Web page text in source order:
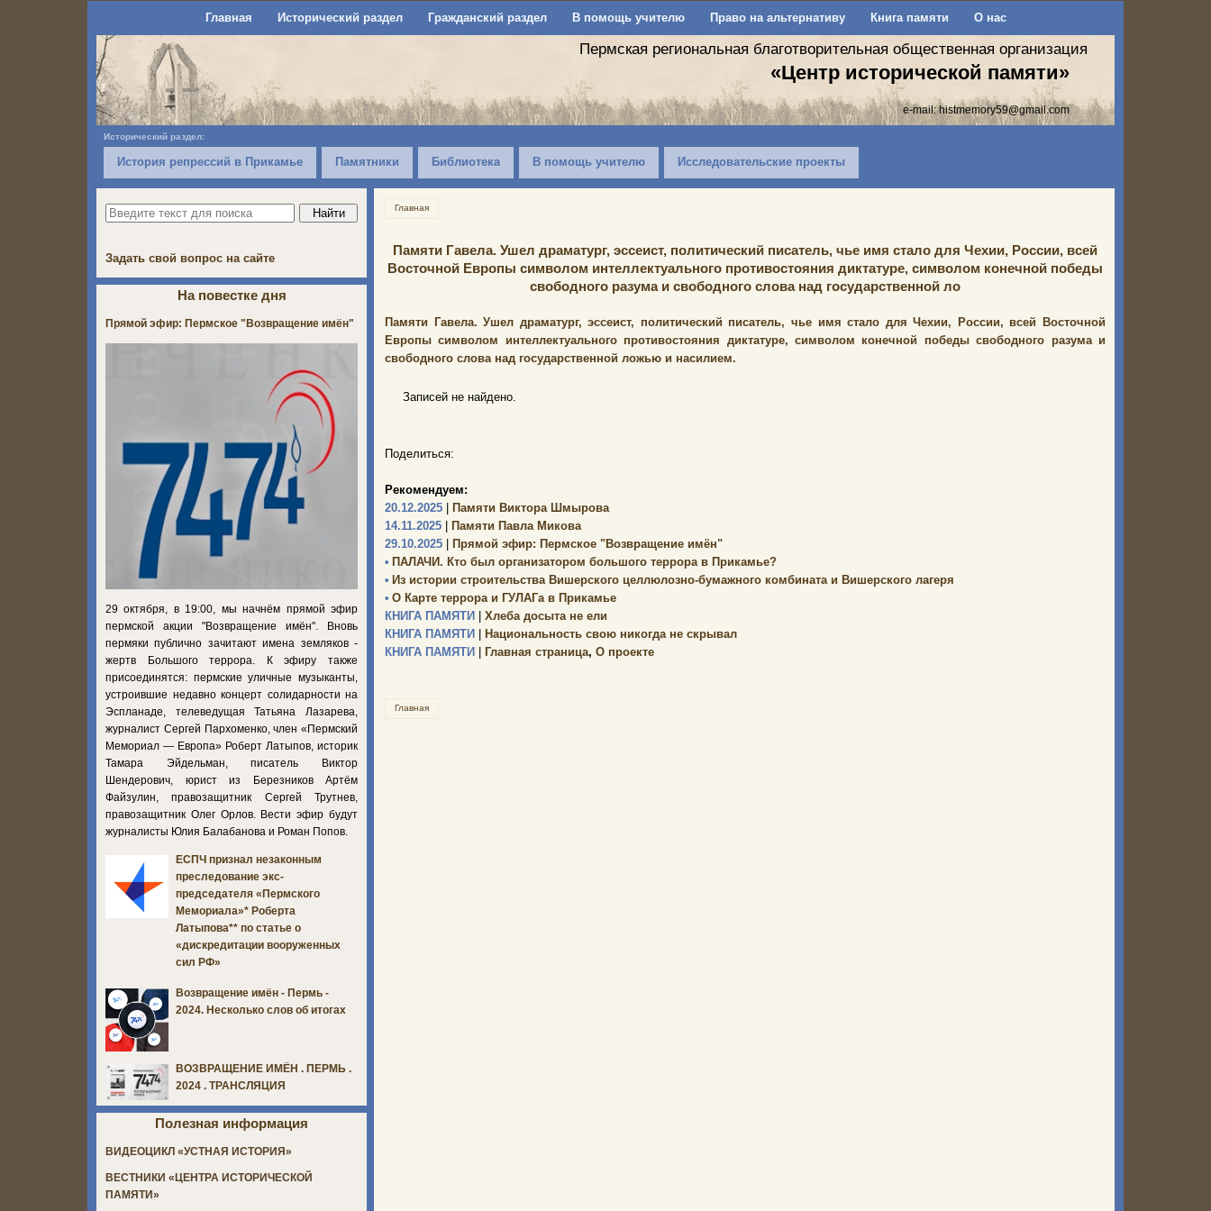
Главная Исторический раздел Гражданский раздел В помощь учителю Право на альтернативу Книга памяти О нас
Пермская региональная благотворительная общественная организация
«Центр исторической памяти»
e-mail:histmemory59@gmail.com
Исторический раздел:
История репрессий в Прикамье Памятники Библиотека В помощь учителю Исследовательские проекты
Главная
Памяти Гавела. Ушел драматург, эссеист, политический писатель, чье имя стало для Чехии, России, всей
Восточной Европы символом интеллектуального противостояния диктатуре, символом конечной победы
свободного разума и свободного слова над государственной ло
Памяти Гавела. Ушел драматург, эссеист, политический писатель, чье имя стало для Чехии, России, всей Восточной
Европы символом интеллектуального противостояния диктатуре, символом конечной победы свободного разума и
свободного слова над государственной ложью и насилием.
Записей не найдено.
Поделиться:
Рекомендуем:
20.12.2025
Памяти Виктора Шмырова
14.11.2025
Памяти Павла Микова
29.10.2025
Прямой эфир: Пермское "Возвращение имён"
• ПАЛАЧИ. Кто был организатором большого террора в Прикамье?
• Из истории строительства Вишерского целлюлозно-бумажного комбината и Вишерского лагеря
• О Карте террора и ГУЛАГа в Прикамье
КНИГА ПАМЯТИ
Хлеба досыта не ели
КНИГА ПАМЯТИ
Национальность свою никогда не скрывал
КНИГА ПАМЯТИ
Главная страница, О проекте
Главная
Задать свой вопрос на сайте
На повестке дня
Прямой эфир: Пермское "Возвращение имён"
29 октября, в 19:00, мы начнём прямой эфир
пермской акции "Возвращение имён". Вновь
пермяки публично зачитают имена земляков -
жертв Большого террора. К эфиру также
присоединятся: пермские уличные музыканты,
устроившие недавно концерт солидарности на
Эспланаде, телеведущая Татьяна Лазарева,
журналист Сергей Пархоменко, член «Пермский
Мемориал — Европа» Роберт Латыпов, историк
Тамара Эйдельман, писатель Виктор
Шендерович, юрист из Березников Артём
Файзулин, правозащитник Сергей Трутнев,
правозащитник Олег Орлов. Вести эфир будут
журналисты Юлия Балабанова и Роман Попов.
ЕСПЧ признал незаконным
преследование экс-
председателя «Пермского
Мемориала»* Роберта
Латыпова** по статье о
«дискредитации вооруженных
сил РФ»
Возвращение имён - Пермь -
2024. Несколько слов об итогах
ВОЗВРАЩЕНИЕ ИМЁН . ПЕРМЬ .
2024 . ТРАНСЛЯЦИЯ
Полезная информация
ВИДЕОЦИКЛ «УСТНАЯ ИСТОРИЯ»
ВЕСТНИКИ «ЦЕНТРА ИСТОРИЧЕСКОЙ
ПАМЯТИ»